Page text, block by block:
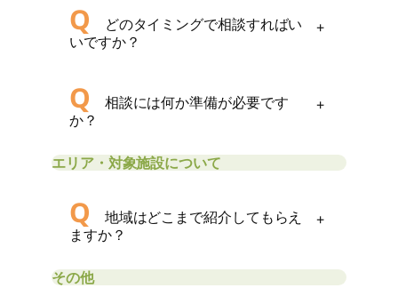
Q どのタイミングで相談すればい
いですか？
+
Q 相談には何か準備が必要です
か？
+
エリア・対象施設について
Q 地域はどこまで紹介してもらえ
ますか？
+
その他